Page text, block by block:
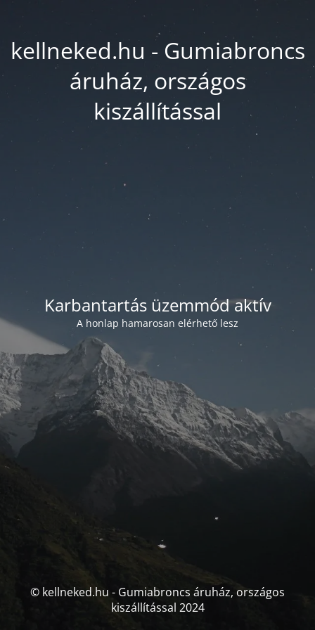
kellneked.hu - Gumiabroncs
áruház, országos
kiszállítással
Karbantartás üzemmód aktív
A honlap hamarosan elérhető lesz
© kellneked.hu - Gumiabroncs áruház, országos
kiszállítással 2024